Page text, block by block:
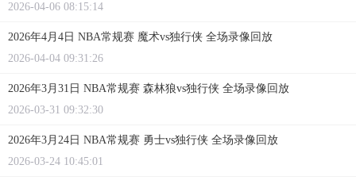
2026-04-06 08:15:14
2026年4月4日 NBA常规赛 魔术vs独行侠 全场录像回放
2026-04-04 09:31:26
2026年3月31日 NBA常规赛 森林狼vs独行侠 全场录像回放
2026-03-31 09:32:30
2026年3月24日 NBA常规赛 勇士vs独行侠 全场录像回放
2026-03-24 10:45:01